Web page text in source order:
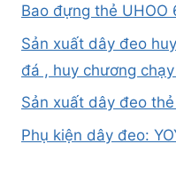
Bao đựng thẻ UHOO
Sản xuất dây đeo
đá , huy chương
Sản xuất dây đeo
Phụ kiện dây đeo: